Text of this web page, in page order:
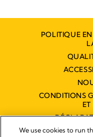
POLITIQUE
CONDITIONS
We use cookies to run